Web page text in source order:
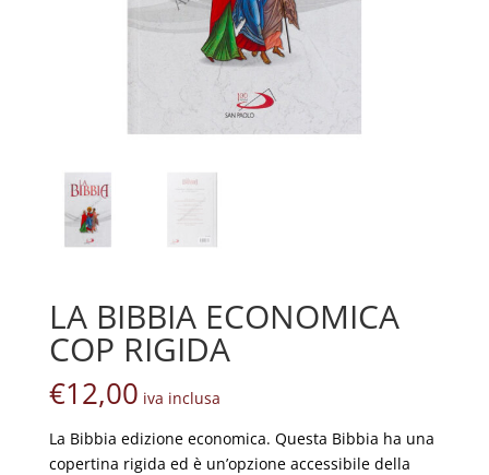
LA BIBBIA ECONOMICA
COP RIGIDA
€12,00 iva inclusa
La Bibbia edizione economica. Questa Bibbia ha una
copertina rigida ed è un’opzione accessibile della